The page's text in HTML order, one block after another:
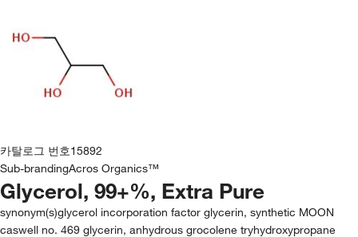
카탈로그 번호15892
Sub-brandingAcros Organics™
Glycerol, 99+%, Extra Pure
synonym(s)glycerol incorporation factor glycerin, synthetic MOON
caswell no. 469 glycerin, anhydrous grocolene tryhydroxypropane